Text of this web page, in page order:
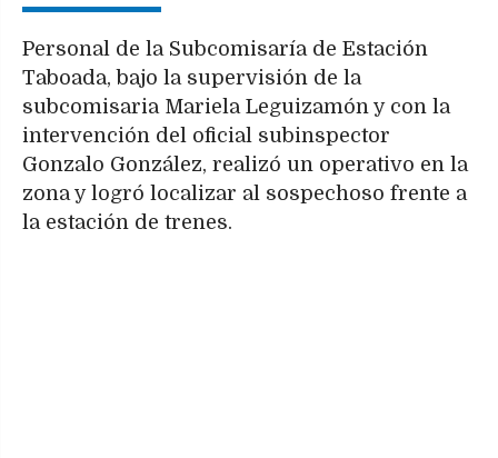
Personal de la Subcomisaría de Estación
Taboada, bajo la supervisión de la
subcomisaria Mariela Leguizamón y con la
intervención del oficial subinspector
Gonzalo González, realizó un operativo en la
zona y logró localizar al sospechoso frente a
la estación de trenes.